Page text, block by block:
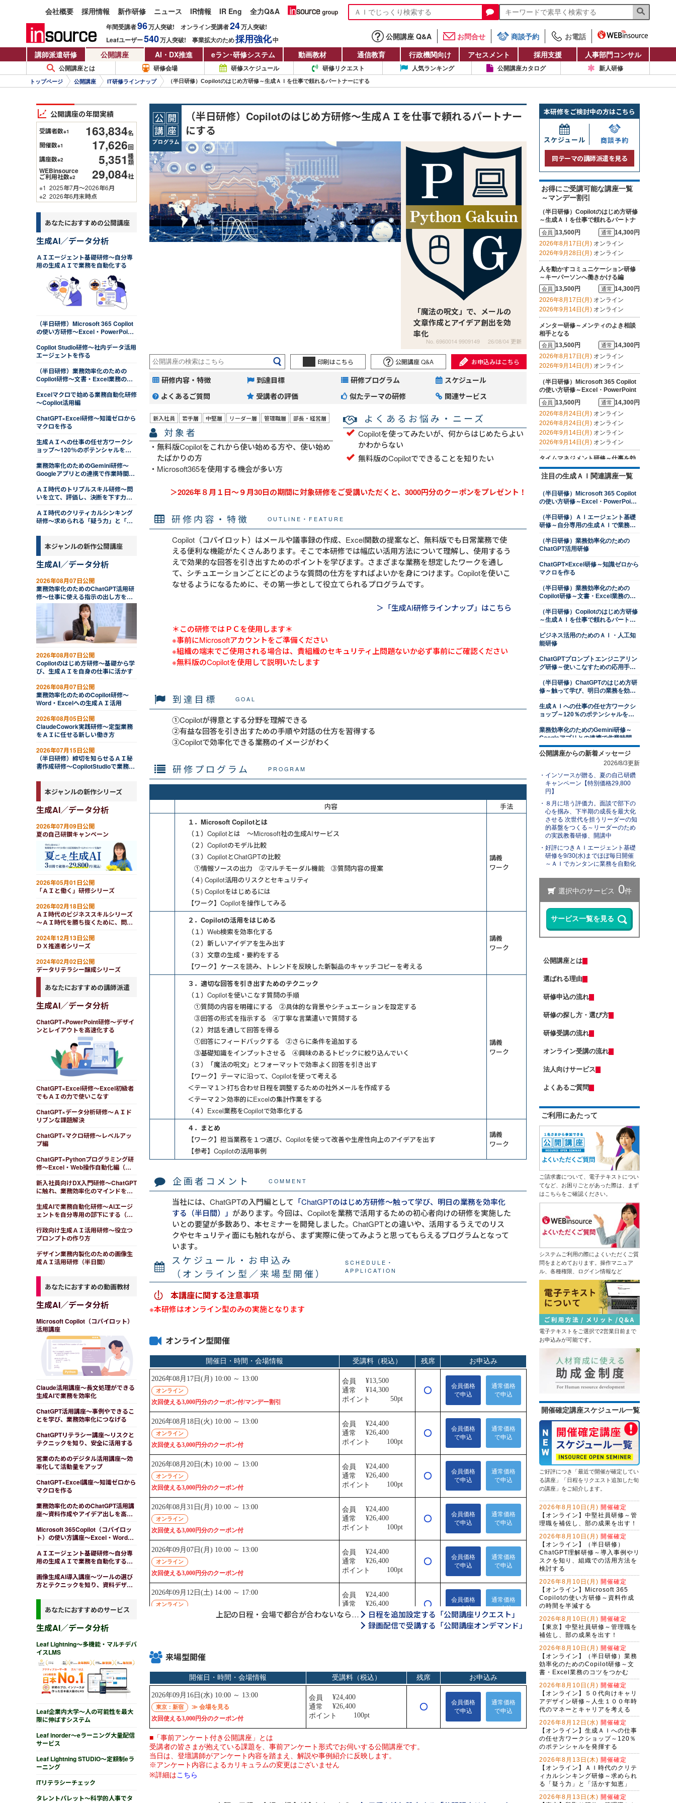
会社概要 採用情報 新作研修 ニュース IR情報 IR Eng 全力Q&A
年間受講者96万人突破! オンライン受講者24万人突破!
Leafユーザー540万人突破! 事業拡大のため採用強化中 公開講座 Q&A お問合せ 商談予約
お電話
講師派遣研修
公開講座 AI・DX推進 eラン・研修システム 動画教材 通信教育 行政機関向け アセスメント 採用支援 人事部門コンサル
公開講座とは 研修会場 研修スケジュール 研修リクエスト 人気ランキング 公開講座カタログ 新人研修
トップページ 公開講座 IT研修ラインナップ （半日研修）Copilotのはじめ方研修～生成ＡＩを仕事で頼れるパートナーにする
（半日研修）Copilotのはじめ方研修～生成ＡＩを仕事で頼れるパートナー
にする
「魔法の呪文」で、メールの
文章作成とアイデア創出を効
率化
No. 6960014 9909149 26/08/04 更新
印刷はこちら 公開講座 Q&A お申込みはこちら
研修内容・特徴 到達目標 研修プログラム
スケジュール
よくあるご質問
受講者の評価 似たテーマの研修 関連サービス
対象者
新入社員 若手層 中堅層 リーダー層 管理職層 部長・経営層
無料版Copilotをこれから使い始める方や、使い始め
たばかりの方
Microsoft365を使用する機会が多い方
よくあるお悩み・ニーズ
Copilotを使ってみたいが、何からはじめたらよい
かわからない
無料版のCopilotでできることを知りたい
＞2026年８月１日～９月30日の期間に対象研修をご受講いただくと、3000円分のクーポンをプレゼント！
研修内容・特徴 OUTLINE・FEATURE
Copilot（コパイロット）はメールや議事録の作成、Excel関数の提案など、無料版でも日常業務で使
える便利な機能がたくさんあります。そこで本研修では幅広い活用方法について理解し、使用するう
えで効果的な回答を引き出すためのポイントを学びます。さまざまな業務を想定したワークを通し
て、シチュエーションごとにどのような質問の仕方をすればよいかを身につけます。Copilotを使いこ
なせるようになるために、その第一歩として役立てられるプログラムです。
＞「生成AI研修ラインナップ」はこちら
＊この研修ではＰＣを使用します＊
※事前にMicrosoftアカウントをご準備ください
※組織の端末でご使用される場合は、貴組織のセキュリティ上問題ないか必ず事前にご確認ください
※無料版のCopilotを使用して説明いたします
到達目標 GOAL
①Copilotが得意とする分野を理解できる
②有益な回答を引き出すための手順や対話の仕方を習得する
③Copilotで効率化できる業務のイメージがわく
研修プログラム PROGRAM
内容
手法
１．Microsoft Copilotとは
（１）Copilotとは ～Microsoft社の生成AIサービス
（２）Copilotのモデル比較
（３）CopilotとChatGPTの比較
①情報ソースの出力 ②マルチモーダル機能 ③質問内容の提案
（４) Copilot活用のリスクとセキュリティ
（５) Copilotをはじめるには
【ワーク】Copilotを操作してみる
講義
ワーク
２．Copilotの活用をはじめる
（１）Web検索を効率化する
（２）新しいアイデアを生み出す
（３）文章の生成・要約をする
【ワーク】ケースを読み、トレンドを反映した新製品のキャッチコピーを考える
講義
ワーク
３．適切な回答を引き出すためのテクニック
（１）Copilotを使いこなす質問の手順
①質問の内容を明確にする ②具体的な背景やシチュエーションを設定する
③回答の形式を指示する ④丁寧な言葉遣いで質問する
（２）対話を通して回答を得る
①回答にフィードバックする ②さらに条件を追加する
③基礎知識をインプットさせる ④興味のあるトピックに絞り込んでいく
（３）「魔法の呪文」とフォーマットで効率よく回答を引き出す
【ワーク】テーマに沿って、Copilotを使って考える
＜テーマ１＞打ち合わせ日程を調整するための社外メールを作成する
＜テーマ２＞効率的にExcelの集計作業をする
（４）Excel業務をCopilotで効率化する
講義
ワーク
４．まとめ
【ワーク】担当業務を１つ選び、Copilotを使って改善や生産性向上のアイデアを出す
【参考】Copilotの活用事例
講義
ワーク
企画者コメント COMMENT
当社には、ChatGPTの入門編として 「ChatGPTのはじめ方研修～触って学び、明日の業務を効率化
する（半日間）」 があります。今回は、Copilotを業務で活用するための初心者向けの研修を実施した
いとの要望が多数あり、本セミナーを開発しました。ChatGPTとの違いや、活用するうえでのリス
クやセキュリティ面にも触れながら、まず実際に使ってみようと思ってもらえるプログラムとなって
います。
スケジュール・お申込み
（オンライン型／来場型開催）
SCHEDULE・
APPLICATION
本講座に関する注意事項
※本研修はオンライン型のみの実施となります
オンライン型開催
上記の日程・会場で都合が合わないなら…
日程を追加設定する「公開講座リクエスト」
録画配信で受講する「公開講座オンデマンド」
来場型開催
公開講座の年間実績
受講者数※1 163,834名
開催数※1 17,626回
講座数※2 5,351 種
類
WEBinsource
ご利用社数※2 29,084社
※1 2025年7月～2026年6月
※2 2026年6月末時点
あなたにおすすめの公開講座
生成AI／データ分析
ＡＩエージェント基礎研修～自分専
用の生成ＡＩで業務を自動化する
（半日研修）Microsoft 365 Copilot
の使い方研修～Excel・PowerPoint
Copilot Studio研修～社内データ活用
エージェントを作る
（半日研修）業務効率化のための
Copilot研修～文書・Excel業務のコ
Excelマクロで始める業務自動化研修
～Copilot活用編
ChatGPT×Excel研修～知識ゼロから
マクロを作る
生成ＡＩへの仕事の任せ方ワークシ
ョップ～120％のポテンシャルを発
業務効率化のためのGemini研修～
Googleアプリとの連携で作業時間を
ＡＩ時代のトリプルスキル研修～問
いを立て、評価し、決断を下す力を
ＡＩ時代のクリティカルシンキング
研修～求められる「疑う力」と「活
本ジャンルの新作公開講座
生成AI／データ分析
2026年08月07日公開
業務効率化のためのChatGPT活用研
修～仕事に使える指示の出し方を学
ぶ
2026年08月07日公開
Copilotのはじめ方研修～基礎から学
び、生成ＡＩを自身の仕事に活かす
2026年08月07日公開
業務効率化のためのCopilot研修～
Word・Excelへの生成ＡＩ活用
2026年08月05日公開
ClaudeCowork実践研修～定型業務
をＡＩに任せる新しい働き方
2026年07月15日公開
（半日研修）締切を知らせるＡＩ秘
書作成研修～CopilotStudioで業務自
本ジャンルの新作シリーズ
生成AI／データ分析
2026年07月09日公開
夏の自己研鑽キャンペーン
2026年05月01日公開
「ＡＩと働く」研修シリーズ
2026年02月18日公開
ＡＩ時代のビジネススキルシリーズ
～ＡＩ時代を勝ち抜くために、問い
す力を強化する
2024年12月13日公開
ＤＸ推進者シリーズ
2024年02月02日公開
データリテラシー醸成シリーズ
あなたにおすすめの講師派遣
生成AI／データ分析
ChatGPT×PowerPoint研修～デザイ
ンとレイアウトを高速化する
ChatGPT×Excel研修～Excel初級者
でもＡＩの力で使いこなす
ChatGPT×データ分析研修～ＡＩド
リブンな課題解決
ChatGPT×マクロ研修～レベルアッ
プ編
ChatGPT×Pythonプログラミング研
修～Excel・Web操作自動化編（３
新入社員向けDX入門研修～ChatGPT
に触れ、業務効率化のマインドを獲
生成AIで業務自動化研修～AIエージ
ェントを自分専用の部下にする（半
行政向け生成ＡＩ活用研修～役立つ
プロンプトの作り方
デザイン業務内製化のための画像生
成ＡＩ活用研修（半日間）
あなたにおすすめの動画教材
生成AI／データ分析
Microsoft Copilot（コパイロット）
活用講座
Claude活用講座～長文処理ができる
生成AIで業務を効率化
ChatGPT活用講座～事例やできるこ
とを学び、業務効率化につなげる
ChatGPTリテラシー講座～リスクと
テクニックを知り、安全に活用する
営業のためのデジタル活用講座～効
率化して活動量をアップ
ChatGPT×Excel講座～知識ゼロから
マクロを作る
業務効率化のためのChatGPT活用講
座～資料作成やアイデア出しを高速
Microsoft 365Copilot（コパイロッ
ト）の使い方講座～Excel・Word・
ＡＩエージェント基礎研修～自分専
用の生成ＡＩで業務を自動化する
画像生成AI導入講座～ツールの選び
方とテクニックを知り、資料デザイ
あなたにおすすめのサービス
生成AI／データ分析
Leaf Lightning～多機能・マルチデバ
イスLMS
Leaf企業内大学～人の可能性を最大
限に伸ばすシステム
Leaf inorder～eラーニング大量配信
サービス
Leaf Lightning STUDIO～定額制eラ
ーニング
ITリテラシーチェック
タレントパレット～科学的人事でタ
本研修をご検討中の方はこちら
スケジュール
商談予約
同テーマの講師派遣を見る
お得にご受講可能な講座一覧
～マンデー割引
（半日研修）Copilotのはじめ方研修
～生成ＡＩを仕事で頼れるパートナ
ーにする
会員 13,500円 通常 14,300円
2026年8月17日(月) オンライン
2026年9月28日(月) オンライン
人を動かすコミュニケーション研修
～キーパーソンへ働きかける編
会員 13,500円 通常 14,300円
2026年8月17日(月) オンライン
2026年9月14日(月) オンライン
メンター研修～メンティのよき相談
相手となる
会員 13,500円 通常 14,300円
2026年8月17日(月) オンライン
2026年9月14日(月) オンライン
（半日研修）Microsoft 365 Copilot
の使い方研修～Excel・PowerPoint
操作を効率化する
会員 13,500円 通常 14,300円
2026年8月24日(月) オンライン
2026年8月24日(月) オンライン
2026年9月14日(月) オンライン
2026年9月14日(月) オンライン
タイムマネジメント研修～仕事を効
率的に進めるための時間管理を学ぶ
会員 13,500円 通常 14,300円
2026年8月24日(月)
ロジカルシンキング研修
会員 13,500円 通常
14,300円
2026年8月24日(月)オンライン
2026年9月28日(月)オンライン
交渉力向上研修～ネゴシエーション
スキルを上達させる
会員 13,500円
2026年8月24日(月)オンライン
2026年9月28日(月) オンライン
判断力強化研修～８つの観点で意思
決定ができる管理職になる
2026年8月24日(月)オンライン
プレゼンテーション研修～相手を動
会員 13,500円 通常 14,300円
１対１面談研修～部下のキャリア開
会員 13,500円 通常 14,300円
若手社員研修～主体性の発揮
14,300円
2026年8月31日(月)オンライン
修～自他尊重のスタンスで言いにく
いことを伝える
会員 13,500円 通常 14,300円
2026年8月31日(月)オンライン
レジリエンス研修～しなやかにスト
レスと向き合い、回復力を身につけ
会員 13,500円 通常 14,300円
2026年9月7日(月)オンライン
リスクマネジメント研修～未然に防
ぐ方法を学ぶ
会員
14,300円
2026年9月7日(月)オンライン
研修～自分専用の生成ＡＩで業務を
自動化する
2026年9月7日(月)
ネスマナー研修
2026年9月7日(月)オンライン
2026年9月14日(月)
オンライン
票・説明会・入社手続きの流れを押
会員 13,500円
生産性向上研修～仕事の見える化で
ムダなく成果につなげる
会員 13,500円 通常
14,300円
2026年9月7日(月)
オンライン
情報セキュリティマネジメント研修
会員 14,300円 通常 14,300円
2026年9月7日(月)オンライン
中堅社員研修～管理職を補佐し、部
の成果を出す！
会員 13,500円 通常 14,300円
2026年9月7日(月)オンライン
プロジェクトマネジメント基礎研修
会員 13,500円 通常 14,300円
オンライン
はじめての経理実務研修～日次・月
会員 13,500円 通常 14,300円
2026年9月14日(月)オンライン
2026年9月28日(月)
情報セキュリティ研修～身近な事例
から社内リスクを抑制する
13,500円 通常
14,300円
2026年9月14日(月)オンライン
問題解決研修～ビジネス上の問題を
解決する
会員 13,500円 通常 14,300円
2026年9月28日(月)オンライン
注目の生成ＡＩ関連講座一覧
（半日研修）Microsoft 365 Copilot
の使い方研修～Excel・PowerPoint
（半日研修）ＡＩエージェント基礎
研修～自分専用の生成ＡＩで業務を
（半日研修）業務効率化のための
ChatGPT活用研修
ChatGPT×Excel研修～知識ゼロから
マクロを作る
（半日研修）業務効率化のための
Copilot研修～文書・Excel業務のコ
（半日研修）Copilotのはじめ方研修
～生成ＡＩを仕事で頼れるパートナ
ビジネス活用のためのＡＩ・人工知
能研修
ChatGPTプロンプトエンジニアリン
グ研修～使いこなすための応用手法
（半日研修）ChatGPTのはじめ方研
修～触って学び、明日の業務を効率
生成ＡＩへの仕事の任せ方ワークシ
ョップ～120％のポテンシャルを発
業務効率化のためのGemini研修～
Googleアプリとの連携で作業時間を
削減する
（半日研修）ChatGPTを活用した発
ＡＩエージェント基礎研修～自分専
用の生成ＡＩで業務を自動化する
（半日研修）ChatGPT×Excel研修～
身近なExcel業務から始めるＡＩ活用
ChatGPTを活用したビジネス文書研
修～文書作成の新スタンダードを学
生成ＡＩを活用した業務改善研修～
業務を可視化し、ＡＩに置き換え組
織展開する
入事例やリスクを知り、組織での活
用方法を検討する
【ＡＩと働く】研修担当者レベルア
ップ研修～整合性・納得感をＡＩで
担保する
Microsoft 365 Copilotの使い方研修
～資料作成の時間を半減する
ＤＸ推進のための要件定義研修
Excelマクロで始める業務自動化研修
に触れ、業務効率化のマインドを獲
ＡＩエージェント基礎研修～Gemini
で自組織専用のGemを作成する
ChatGPT×Pythonプログラミング研
間）
生成ＡＩ活用研修～リスクを理解し
運用方針を決める
～Excel業務と資料作成の負担を減ら
す
受注獲得のためのＡＩ活用研修～デ
ータ分析からソリューションの導出
まで
生成ＡＩ推進リーダー育成研修～効
果的な業務を選びエージェントを作
成する
（半日研修）デザイン業務内製化の
ための画像生成ＡＩ活用研修
はじめての業務自動化研修～生成Ａ
ＩとPythonで１日１時間を生みだす
ＤＸ推進のための業務改革研修～デ
ジタル活用の視点を持つ
ChatGPT×データ分析研修～ＡＩド
リブンな課題解決
（半日研修）ＡＩ理解研修～人工知
能にできることを知り、正しく活用
する
触って高める生成ＡＩリテラシー研
修～生成ＡＩパスポート取得の１歩
を踏み出す
管理職向け発想力強化ワークショッ
プ～生成ＡＩとＳＦ思考で未来を構
想する
NotebookLM活用研修～生成ＡＩで
スライド作成を自動化する
問合せ対応効率化のためのＡＩエー
ジェント研修～CopilotとExcel編
（２日間）
生成ＡＩを味方にするWebマーケテ
成術～年間6,000件の問合せを獲得す
る、インソース流のWeb開発
（半日研修）営業向け生成ＡＩ活用
研修～提案書作成・Excel作業を効率
化する
初心者限定！GeminiでWeb検索・情
報整理から自業務特化ＡＩ作成まで
学ぶ３日間集中コース
ChatGPT×Excelレベルアップ研修～
マクロ仕様書で、要件定義力を強化
する
（半日研修）ChatGPTによるプログ
ラミング効率化研修～活用事例とプ
ＡＩエージェント開発研修～
LangChainで業務プロセスを改善す
る（２日間）
初心者限定！Copilotで基本操作から
自業務特化ＡＩ作成まで学ぶ３日間
集中コース
生成ＡＩを活用した企画立案ワーク
ショップ～アイデアソンに取り組む
生成AI活用講座・応用編
Claude Cowork実践研修～定型業務
をＡＩに任せる新しい働き方
生成AI活用講座・基礎編
Ｇ検定対策研修～現代に必須のＡＩ
リテラシー（２日間）
アプリを作れる自分になる！生成Ａ
Ｉで仕事を変えるバイブコーディン
グ研修（２日間）
バイブコーディング体験研修～ＡＩ
の力でプログラムを自動作成する
（半日研修）ＡＩ時代の構文リテラ
シー向上研修～アレクサンドラ・ア
ミラーゼ構文で考える
（半日研修）締切を知らせるＡＩ秘
書作成研修～Copilot Studioで業務自
動化
Gemini実践者向け！NotebookLM資
料作成からGem構築まで学ぶ３日間
集中コース
Copilot実践者向け！Excel自動化か
らＡＩエージェント構築まで学ぶ３
日間集中コース
（半日研修）RAGシステム基礎研修
公開講座からの新着メッセージ
2026/8/3更新
インソースが贈る、夏の自己研鑽
キャンペーン【特別価格29,800
円】
８月に培う評価力。面談で部下の
心を掴み、下半期の成長を最大化
させる 次世代を担うリーダーの知
的基盤をつくる～リーダーのため
の実践教養研修、開講中
好評につきＡＩエージェント基礎
研修を9/30(水)までほぼ毎日開催
～ＡＩでカンタンに業務を自動化
公開講座とは
選ばれる理由
研修申込の流れ
研修の探し方・選び方
研修受講の流れ
オンライン受講の流れ
法人向けサービス
よくあるご質問
ご利用にあたって
ご請求書について、電子テキストについ
てなど、お困りごとがあった際は、まず
はこちらをご確認ください。
システムご利用の際によくいただくご質
問をまとめております。操作マニュア
ル、各種権限、ログイン情報など
電子テキストをご選択で2営業日前まで
お申込みが可能です。
開催確定講座スケジュール一覧
ご好評につき「最近で開催が確定してい
る講座」「日程をリクエスト追加した旬
の講座」をご紹介します。
2026年8月10日(月) 開催確定
【オンライン】中堅社員研修～管
理職を補佐し、部の成果を出す！
2026年8月10日(月) 開催確定
【オンライン】（半日研修）
ChatGPT理解研修～導入事例やリ
スクを知り、組織での活用方法を
検討する
2026年8月10日(月) 開催確定
【オンライン】Microsoft 365
Copilotの使い方研修～資料作成
の時間を半減する
2026年8月10日(月) 開催確定
【東京】中堅社員研修～管理職を
補佐し、部の成果を出す！
2026年8月10日(月) 開催確定
【オンライン】（半日研修）業務
効率化のためのCopilot研修～文
書・Excel業務のコツをつかむ
2026年8月10日(月) 開催確定
【オンライン】５０代向けキャリ
アデザイン研修～人生１００年時
代のマネーとキャリアを考える
2026年8月12日(水) 開催確定
【オンライン】生成ＡＩへの仕事
の任せ方ワークショップ～120％
のポテンシャルを発揮する
2026年8月13日(木) 開催確定
【オンライン】ＡＩ時代のクリテ
ィカルシンキング研修～求められ
る「疑う力」と「活かす知恵」
2026年8月13日(木) 開催確定